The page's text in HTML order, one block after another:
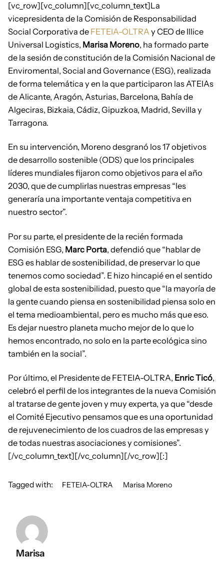
[vc_row][vc_column][vc_column_text]La
vicepresidenta de la Comisión de Responsabilidad
Social Corporativa de FETEIA-OLTRAy CEO de Illice
Universal Logistics, Marisa Moreno, ha formado parte
de la sesión de constitución de la Comisión Nacional de
Enviromental, Social and Governance (ESG), realizada
de forma telemática y en la que participaron las ATEIAs
de Alicante, Aragón, Asturias, Barcelona, Bahía de
Algeciras, Bizkaia, Cádiz, Gipuzkoa, Madrid, Sevilla y
Tarragona.
En su intervención, Moreno desgranó los 17 objetivos
de desarrollo sostenible (ODS) que los principales
líderes mundiales fijaron como objetivos para el año
2030, que de cumplirlas nuestras empresas “les
generaría una importante ventaja competitiva en
nuestro sector”.
Por su parte, el presidente de la recién formada
Comisión ESG, Marc Porta, defendió que “hablar de
ESG es hablar de sostenibilidad, de preservar lo que
tenemos como sociedad”. E hizo hincapié en el sentido
global de esta sostenibilidad, puesto que “la mayoría de
la gente cuando piensa en sostenibilidad piensa solo en
el tema medioambiental, pero es mucho más que eso.
Es dejar nuestro planeta mucho mejor de lo que lo
hemos encontrado, no solo en la parte ecológica sino
también en la social”.
Por último, el Presidente de FETEIA-OLTRA, Enric Ticó,
celebró el perfil de los integrantes de la nueva Comisión
al tratarse de gente joven y muy experta, ya que “desde
el Comité Ejecutivo pensamos que es una oportunidad
de rejuvenecimiento de los cuadros de las empresas y
de todas nuestras asociaciones y comisiones”.
[/vc_column_text][/vc_column][/vc_row][:]
Tagged with: FETEIA-OLTRA Marisa Moreno
Marisa